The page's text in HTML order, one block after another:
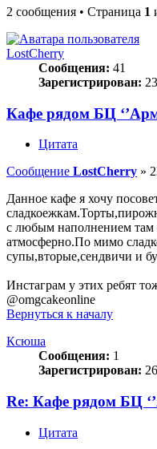
2 сообщения • Страница 1
LostCherry
Сообщения: 41
Зарегистрирован:
Кафе рядом БЦ
Цитата
Сообщение LostCherry »
Данное кафе я хочу
с любым наполнением там
атмосферно.По мимо
супы,вторые,сендвичи и
Инстаграм у этих ребят
@omgcakeonline
Вернуться к началу
Ксюша
Сообщения: 1
Зарегистрирован:
Re: Кафе рядом БЦ
Цитата